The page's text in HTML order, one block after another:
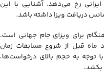
رخ می‌دهد. آشنایی با این
دریافت ویزا داشته باشد.
برای ویزای جام جهانی است.
ماه قبل از شروع مسابقات زمان
توجه به حجم بالای درخواست‌ها،
بکشد.